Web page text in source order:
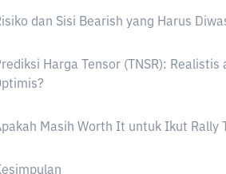
dan Sisi Bearish yang Harus
Harga Tensor (TNSR): Realistis
Masih Worth It untuk Ikut Rally